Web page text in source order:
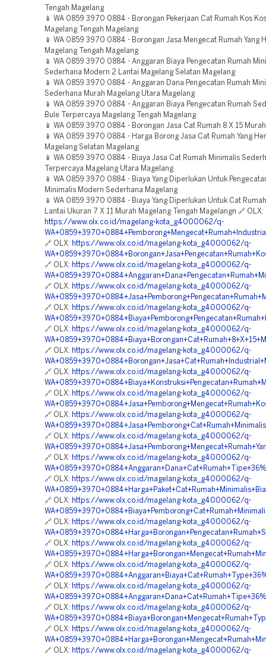
Tengah Magelang
📱 WA 0859 3970 0884 - Borongan Pekerjaan Cat Rumah Kos
Magelang Tengah Magelang
📱 WA 0859 3970 0884 - Borongan Jasa Mengecat Rumah Yang
Magelang Tengah Magelang
📱 WA 0859 3970 0884 - Anggaran Biaya Pengecatan Rumah
Sederhana Modern 2 Lantai Magelang Selatan Magelang
📱 WA 0859 3970 0884 - Anggaran Dana Pengecatan Rumah
Sederhana Murah Magelang Utara Magelang
📱 WA 0859 3970 0884 - Anggaran Biaya Pengecatan Rumah
Bule Terpercaya Magelang Tengah Magelang
📱 WA 0859 3970 0884 - Borongan Jasa Cat Rumah 8 X 15
📱 WA 0859 3970 0884 - Harga Borong Jasa Cat Rumah Yang
Magelang Selatan Magelang
📱 WA 0859 3970 0884 - Biaya Jasa Cat Rumah Minimalis
Terpercaya Magelang Utara Magelang
📱 WA 0859 3970 0884 - Biaya Yang Diperlukan Untuk
Minimalis Modern Sederhana Magelang
📱 WA 0859 3970 0884 - Biaya Yang Diperlukan Untuk Cat
Lantai Ukuran 7 X 11 Murah Magelang Tengah Magelangn 🔗 OLX:
https://www.olx.co.id/magelang-kota_g4000062/q-
🔗 OLX: https://www.olx.co.id/magelang-kota_g4000062/q-
🔗 OLX: https://www.olx.co.id/magelang-kota_g4000062/q-
🔗 OLX: https://www.olx.co.id/magelang-kota_g4000062/q-
🔗 OLX: https://www.olx.co.id/magelang-kota_g4000062/q-
🔗 OLX: https://www.olx.co.id/magelang-kota_g4000062/q-
🔗 OLX: https://www.olx.co.id/magelang-kota_g4000062/q-
🔗 OLX: https://www.olx.co.id/magelang-kota_g4000062/q-
🔗 OLX: https://www.olx.co.id/magelang-kota_g4000062/q-
🔗 OLX: https://www.olx.co.id/magelang-kota_g4000062/q-
🔗 OLX: https://www.olx.co.id/magelang-kota_g4000062/q-
🔗 OLX: https://www.olx.co.id/magelang-kota_g4000062/q-
🔗 OLX: https://www.olx.co.id/magelang-kota_g4000062/q-
🔗 OLX: https://www.olx.co.id/magelang-kota_g4000062/q-
🔗 OLX: https://www.olx.co.id/magelang-kota_g4000062/q-
🔗 OLX: https://www.olx.co.id/magelang-kota_g4000062/q-
🔗 OLX: https://www.olx.co.id/magelang-kota_g4000062/q-
🔗 OLX: https://www.olx.co.id/magelang-kota_g4000062/q-
🔗 OLX: https://www.olx.co.id/magelang-kota_g4000062/q-
🔗 OLX: https://www.olx.co.id/magelang-kota_g4000062/q-
🔗 OLX: https://www.olx.co.id/magelang-kota_g4000062/q-